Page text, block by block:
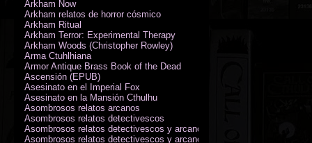
Arkham Now
Arkham relatos de horror cósmico
Arkham Ritual
Arkham Terror: Experimental Therapy
Arkham Woods (Christopher Rowley)
Arma Ctuhlhiana
Armor Antique Brass Book of the Dead
Ascensión (EPUB)
Asesinato en el Imperial Fox
Asesinato en la Mansión Cthulhu
Asombrosos relatos arcanos
Asombrosos relatos detectivescos
Asombrosos relatos detectivescos y arcanos
Asombrosos relatos detectivescos y arcanos